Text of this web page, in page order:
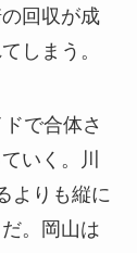
回収が成
しまう。
で合体さ
いく。川
よりも縦に
。岡山は